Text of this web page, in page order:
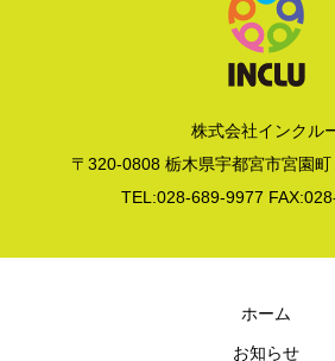
株式会社インクル
〒320-0808 栃木県宇都宮市宮園
TEL:028-689-9977
ホーム
お知らせ